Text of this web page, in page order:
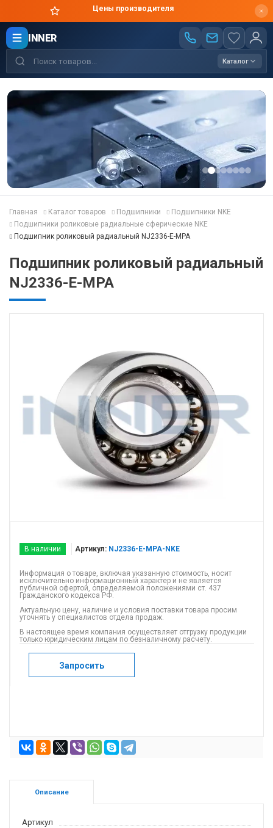
Цены производителя
INNER
Каталог
Главная Каталог товаров Подшипники
Подшипники NKE
Подшипники роликовые радиальные сферические NKE
Подшипник роликовый радиальный NJ2336-E-MPA
Подшипник роликовый радиальный
NJ2336-E-MPA
В наличии Артикул: NJ2336-E-MPA-NKE
Информация о товаре, включая указанную стоимость, носит
исключительно информационный характер и не является
публичной офертой, определяемой положениями ст. 437
Гражданского кодекса РФ.
Актуальную цену, наличие и условия поставки товара просим
уточнять у специалистов отдела продаж.
В настоящее время компания осуществляет отгрузку продукции
только юридическим лицам по безналичному расчету.
Запросить
Описание
Артикул